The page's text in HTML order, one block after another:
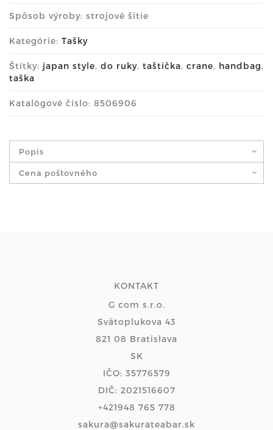
Spôsob výroby: strojové šitie
Kategórie: Tašky
Štítky: japan style, do ruky, taštička, crane, handbag,
taška
Katalógové číslo: 8506906
Popis
Cena poštovného
KONTAKT
G com s.r.o.
Svätoplukova 43
821 08 Bratislava
SK
IČO: 35776579
DIČ: 2021516607
+421948 765 778
sakura@sakurateabar.sk